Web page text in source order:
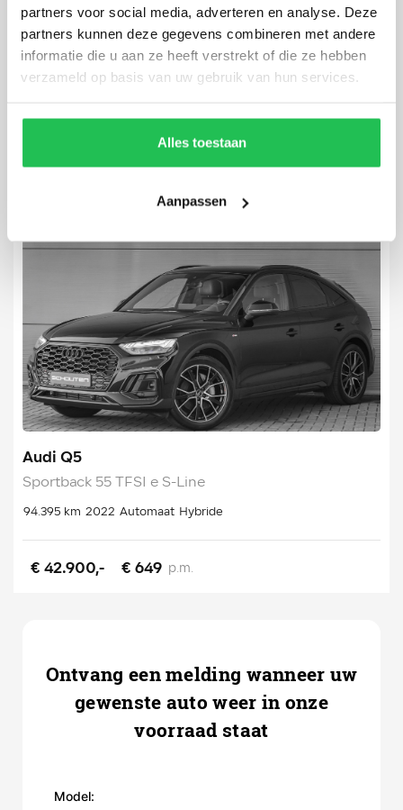
partners voor social media, adverteren en analyse. Deze
partners kunnen deze gegevens combineren met andere
informatie die u aan ze heeft verstrekt of die ze hebben
verzameld op basis van uw gebruik van hun services.
Alles toestaan
Aanpassen
Audi Q4 Sportback e-tron
50 Quattro S-Line 77 kWh
Audi Q5
Sportback 55 TFSI e S-Line
94.395 km 2022 Automaat Hybride
€ 42.900,- € 649 p.m.
Ontvang een melding wanneer uw
gewenste auto weer in onze
voorraad staat
Model: